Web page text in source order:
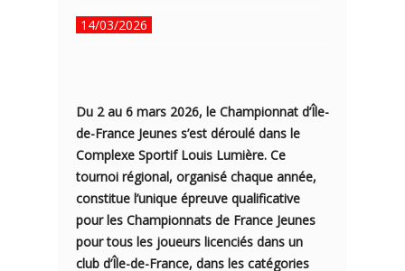
14/03/2026
Du 2 au 6 mars 2026, le Championnat d’Île-
de-France Jeunes s’est déroulé dans le
Complexe Sportif Louis Lumière. Ce
tournoi régional, organisé chaque année,
constitue l’unique épreuve qualificative
pour les Championnats de France Jeunes
pour tous les joueurs licenciés dans un
club d’Île-de-France, dans les catégories